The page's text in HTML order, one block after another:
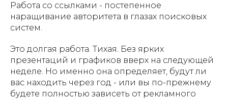
Работа со ссылками - постепенное
наращивание авторитета в глазах поисковых
систем.
Это долгая работа. Тихая. Без ярких
презентаций и графиков вверх на следующей
неделе. Но именно она определяет, будут ли
вас находить через год - или вы по-прежнему
будете полностью зависеть от рекламного